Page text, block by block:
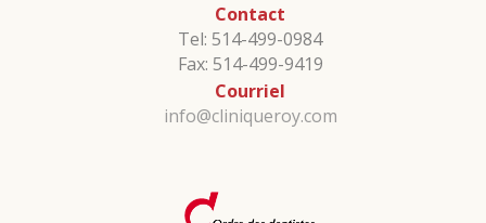
Contact
Tel: 514-499-0984
Fax: 514-499-9419
Courriel
info@cliniqueroy.com